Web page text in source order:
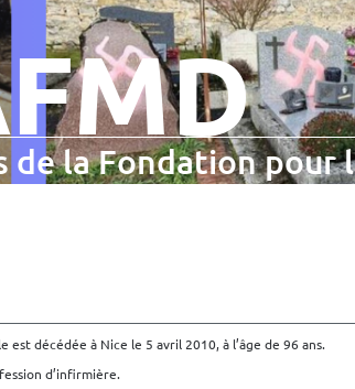
de la Fondation
décédée à Nice le 5 avril 2010, à l’âge de 96 ans.
d’infirmière.